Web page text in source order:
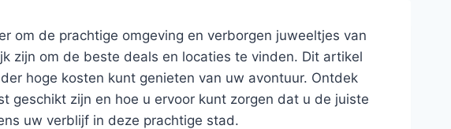
om de prachtige omgeving en verborgen juweeltjes van
zijn om de beste deals en locaties te vinden. Dit artikel
hoge kosten kunt genieten van uw avontuur. Ontdek
geschikt zijn en hoe u ervoor kunt zorgen dat u de juiste
uw verblijf in deze prachtige stad.